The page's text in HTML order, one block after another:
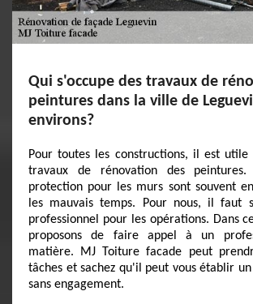
Qui s'occupe des travaux de
peintures dans la ville de
environs?
Pour toutes les constructions, il est
travaux de rénovation des
protection pour les murs sont souvent
les mauvais temps. Pour nous, il faut
professionnel pour les opérations. Dans
proposons de faire appel à un
matière. MJ Toiture facade peut
tâches et sachez qu'il peut vous établir
sans engagement.